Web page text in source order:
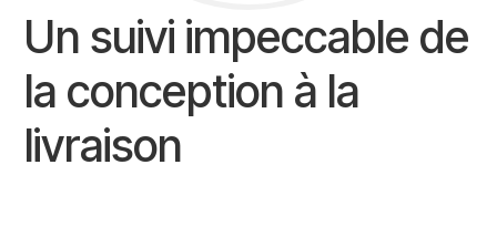
Un suivi impeccable de
la conception à la
livraison